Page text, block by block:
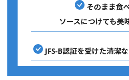
そのまま食
ソースにつけても美
JFS-B認証を受けた清潔